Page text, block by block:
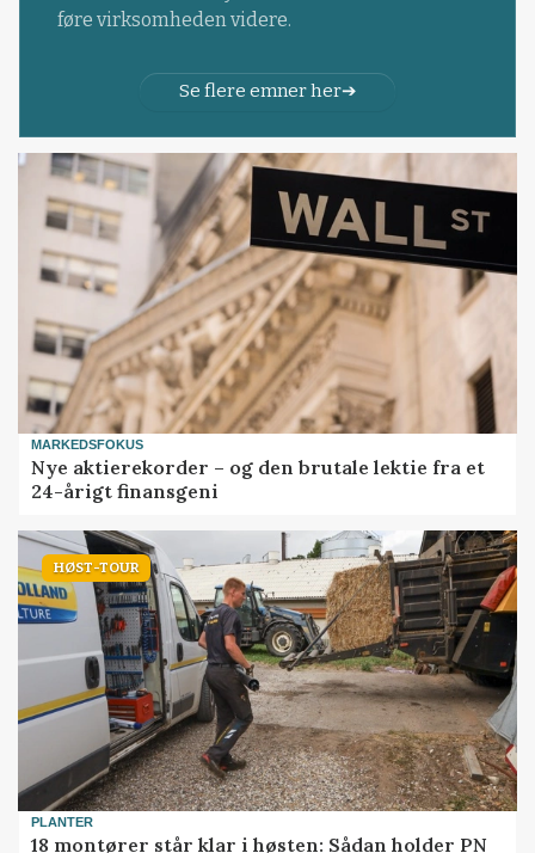
føre virksomheden videre.
Se flere emner her
MARKEDSFOKUS
Nye aktierekorder – og den brutale lektie fra et
24-årigt finansgeni
HØST-TOUR
PLANTER
18 montører står klar i høsten: Sådan holder PN